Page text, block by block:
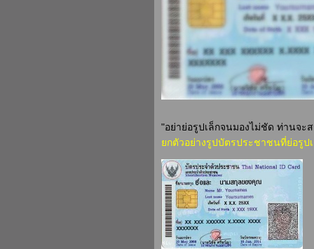
"อย่าย่อรูปเล็กจนมองไม่ชัด ท่านจะ
ยกตัวอย่างรูปบัตรประชาชนที่ย่อรูป